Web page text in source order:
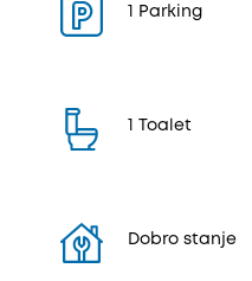
1 Parking
1 Toalet
Dobro stanje